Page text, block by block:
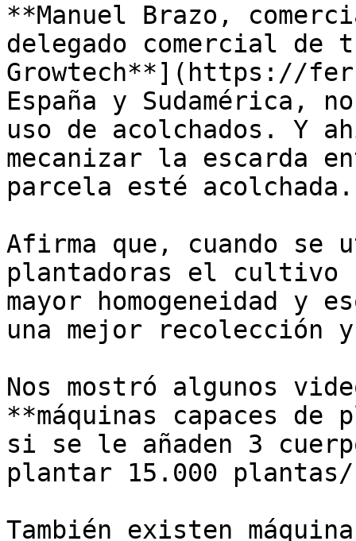
**Manuel Brazo,
delegado comercial
Growtech**](https://
España y Sudamérica,
uso de acolchados. Y
mecanizar la escarda
parcela esté
Afirma que, cuando se
plantadoras el cultivo
mayor homogeneidad y
una mejor recolección
Nos mostró algunos
**máquinas capaces
si se le añaden 3
plantar 15.000
También existen